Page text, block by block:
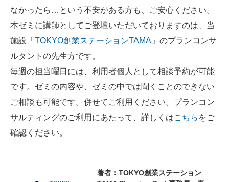
なかったら…という不安がある方も、ご安心ください。
本ゼミに講師としてご登壇いただいておりますのは、当
施設「 TOKYO創業ステーションTAMA 」のプランコンサ
ルタントの先生方です。
毎週の担当曜日には、利用者個人として相談予約が可能
です。ゼミの内容や、ゼミの中では聞くことのできない
ご相談も可能です。併せてご利用ください。プランコン
サルティングのご利用にあたって、詳しくはこちら をご
確認ください。
著者：TOKYO創業ステーション